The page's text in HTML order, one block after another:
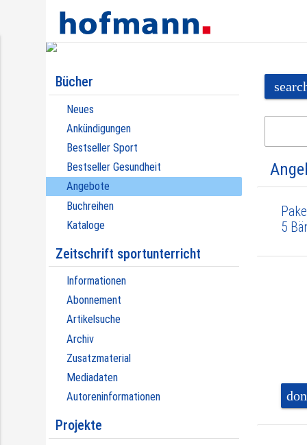
Bücher
Neues
Ankündigungen
Bestseller Sport
Bestseller Gesundheit
Angebote
Buchreihen
Kataloge
Zeitschrift sportunterricht
Informationen
Abonnement
Artikelsuche
Archiv
Zusatzmaterial
Mediadaten
Autoreninformationen
Projekte
5